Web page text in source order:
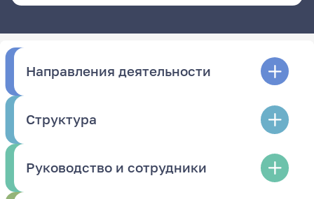
Направления деятельности
Структура
Руководство и сотрудники